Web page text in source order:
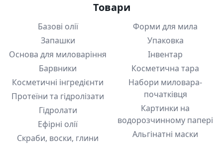
Товари
Базові олії
Запашки
Основа для миловаріння
Барвники
Косметичні інгредієнти
Протеїни та гідролізати
Гідролати
Ефірні олії
Скраби, воски, глини
Форми для мила
Упаковка
Інвентар
Косметична тара
Набори миловара-
початківця
Картинки на
водорозчинному папері
Альгінатні маски